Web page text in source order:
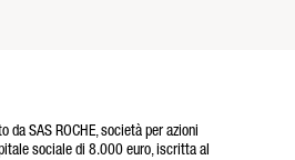
SAS ROCHE, società per azioni
sociale di 8.000 euro, iscritta al